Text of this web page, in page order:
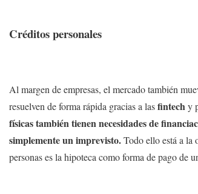
Créditos personales
Al margen de empresas, el mercado también
resuelven de forma rápida gracias a lasfintechy
físicas también tienen necesidades de
simplemente un imprevisto.Todo ello está a la
personas es la hipoteca como forma de pago de